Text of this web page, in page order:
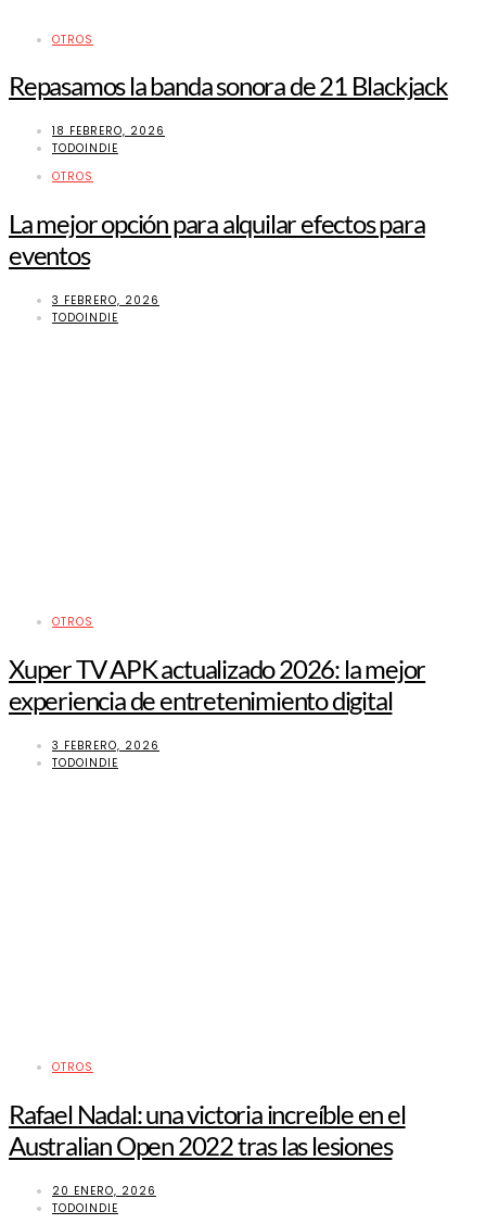
OTROS
Repasamos la banda sonora de 21 Blackjack
18 FEBRERO, 2026
TODOINDIE
OTROS
La mejor opción para alquilar efectos para
eventos
3 FEBRERO, 2026
TODOINDIE
OTROS
Xuper TV APK actualizado 2026: la mejor
experiencia de entretenimiento digital
3 FEBRERO, 2026
TODOINDIE
OTROS
Rafael Nadal: una victoria increíble en el
Australian Open 2022 tras las lesiones
20 ENERO, 2026
TODOINDIE